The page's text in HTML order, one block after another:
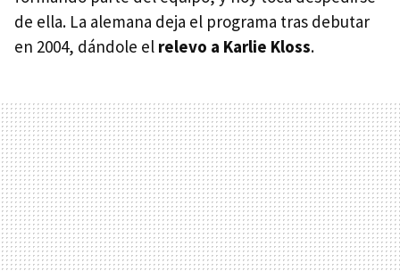
de ella. La alemana deja el programa tras debutar
en 2004, dándole el relevo a Karlie Kloss.